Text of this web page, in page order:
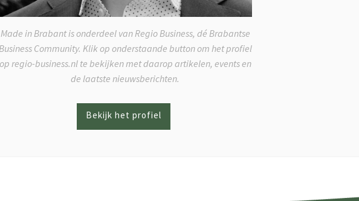
Made in Brabant is onderdeel van Regio Business, dé Brabantse
Community. Klik op onderstaande button om het profiel
op regio-business.nl te bekijken met daarop artikelen, events en
de laatste nieuwsberichten.